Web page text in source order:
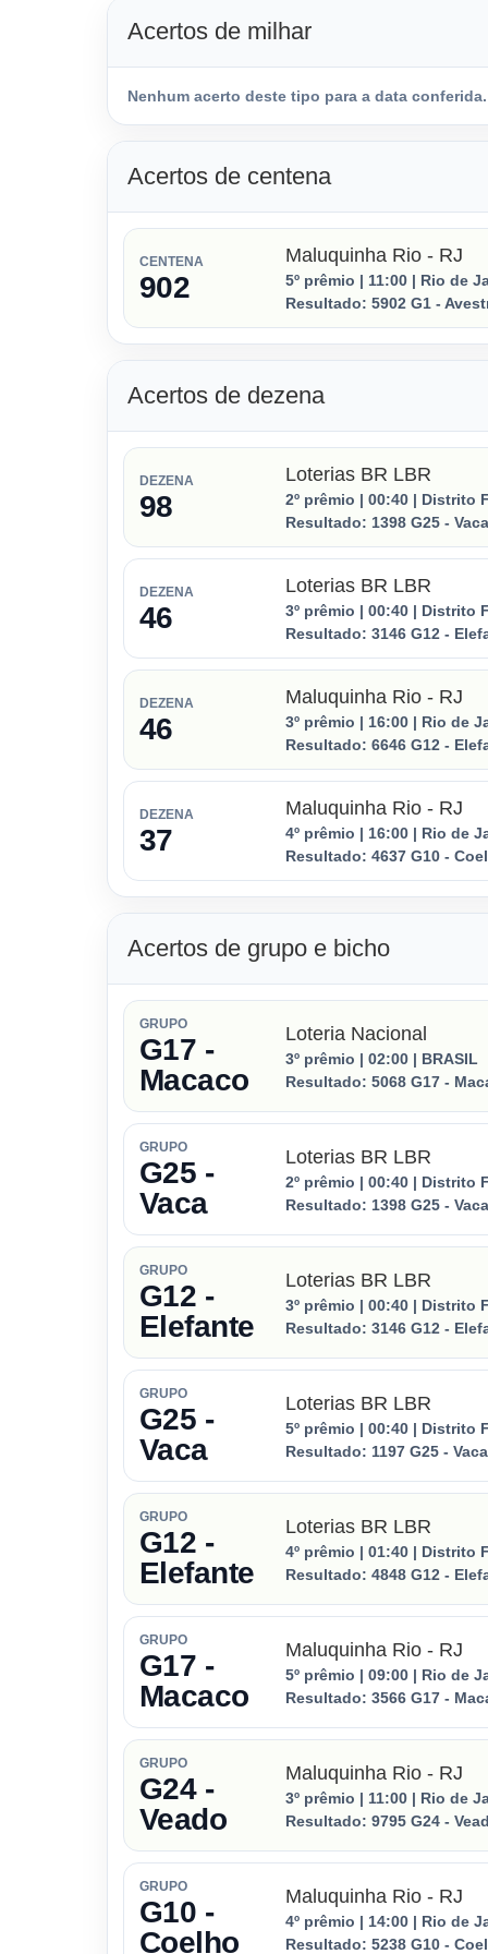
Acertos de milhar
Nenhum acerto deste tipo para a data conferida.
Acertos de centena
CENTENA
902
Maluquinha Rio - RJ
5º prêmio | 11:00 | Rio de
Resultado: 5902 G1 -
Acertos de dezena
DEZENA
98
Loterias BR LBR
2º prêmio | 00:40 | Distrito
Resultado: 1398 G25 - Vaca
DEZENA
46
Loterias BR LBR
3º prêmio | 00:40 | Distrito
Resultado: 3146 G12 -
DEZENA
46
Maluquinha Rio - RJ
3º prêmio | 16:00 | Rio de
Resultado: 6646 G12 -
DEZENA
37
Maluquinha Rio - RJ
4º prêmio | 16:00 | Rio de
Resultado: 4637 G10 -
Acertos de grupo e bicho
GRUPO
G17 -
Macaco
Loteria Nacional
3º prêmio | 02:00 | BRASIL
Resultado: 5068 G17 -
GRUPO
G25 -
Vaca
Loterias BR LBR
2º prêmio | 00:40 | Distrito
Resultado: 1398 G25 - Vaca
GRUPO
G12 -
Elefante
Loterias BR LBR
3º prêmio | 00:40 | Distrito
Resultado: 3146 G12 -
GRUPO
G25 -
Vaca
Loterias BR LBR
5º prêmio | 00:40 | Distrito
Resultado: 1197 G25 - Vaca
GRUPO
G12 -
Elefante
Loterias BR LBR
4º prêmio | 01:40 | Distrito
Resultado: 4848 G12 -
GRUPO
G17 -
Macaco
Maluquinha Rio - RJ
5º prêmio | 09:00 | Rio de
Resultado: 3566 G17 -
GRUPO
G24 -
Veado
Maluquinha Rio - RJ
3º prêmio | 11:00 | Rio de
Resultado: 9795 G24 -
GRUPO
G10 -
Coelho
Maluquinha Rio - RJ
4º prêmio | 14:00 | Rio de
Resultado: 5238 G10 -